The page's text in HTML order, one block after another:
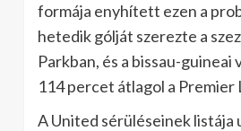
formája enyhített ezen a
hetedik gólját szerezte a
Parkban, és a bissau-
114 percet átlagol a Premier
A United sérüléseinek listája